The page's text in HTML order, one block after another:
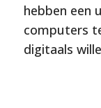
hebben een
computers
digitaals